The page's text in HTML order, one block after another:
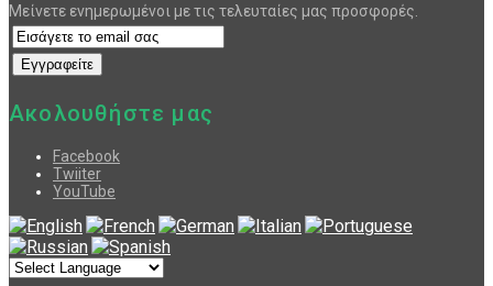
Μείνετε ενημερωμένοι με τις τελευταίες μας προσφορές.
Ακολουθήστε μας
Facebook
Twiiter
YouTube